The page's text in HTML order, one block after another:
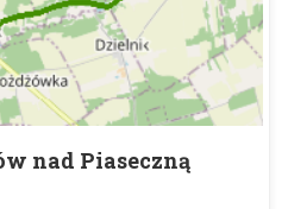
nad Piaseczną